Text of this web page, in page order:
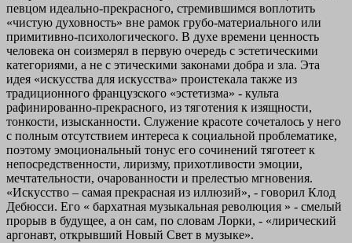
певцом идеально-прекрасного, стремившимся воплотить
«чистую духовность» вне рамок грубо-материального или
примитивно-психологического. В духе времени ценность
человека он соизмерял в первую очередь с эстетическими
категориями, а не с этическими законами добра и зла. Эта
идея «искусства для искусства» проистекала также из
традиционного французского «эстетизма» - культа
рафинированно-прекрасного, из тяготения к изящности,
тонкости, изысканности. Служение красоте сочеталось у него
с полным отсутствием интереса к социальной проблематике,
поэтому эмоциональный тонус его сочинений тяготеет к
непосредственности, лиризму, прихотливости эмоции,
мечтательности, очарованности и прелестью мгновения.
«Искусство – самая прекрасная из иллюзий», - говорил Клод
Дебюсси. Его « бархатная музыкальная революция » - смелый
прорыв в будущее, а он сам, по словам Лорки, - «лирический
аргонавт, открывший Новый Свет в музыке».